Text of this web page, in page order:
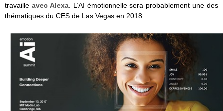
travaille avec Alexa. L’AI émotionnelle sera probablement une des
thématiques du CES de Las Vegas en 2018.